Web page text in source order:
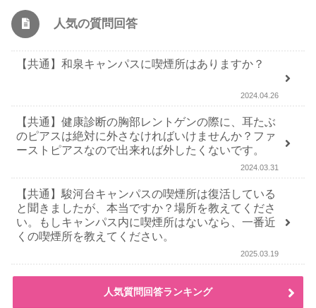
人気の質問回答
【共通】和泉キャンパスに喫煙所はありますか？
2024.04.26
【共通】健康診断の胸部レントゲンの際に、耳たぶ
のピアスは絶対に外さなければいけませんか？ファ
ーストピアスなので出来れば外したくないです。
2024.03.31
【共通】駿河台キャンパスの喫煙所は復活している
と聞きましたが、本当ですか？場所を教えてくださ
い。もしキャンパス内に喫煙所はないなら、一番近
くの喫煙所を教えてください。
2025.03.19
人気質問回答ランキング